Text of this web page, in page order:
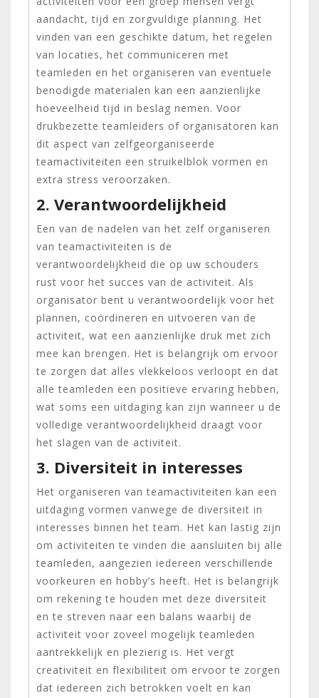
aandacht, tijd en zorgvuldige planning. Het
vinden van een geschikte datum, het regelen
van locaties, het communiceren met
teamleden en het organiseren van eventuele
benodigde materialen kan een aanzienlijke
hoeveelheid tijd in beslag nemen. Voor
drukbezette teamleiders of organisatoren kan
dit aspect van zelfgeorganiseerde
teamactiviteiten een struikelblok vormen en
extra stress veroorzaken.
2. Verantwoordelijkheid
Een van de nadelen van het zelf organiseren
van teamactiviteiten is de
verantwoordelijkheid die op uw schouders
rust voor het succes van de activiteit. Als
organisator bent u verantwoordelijk voor het
plannen, coördineren en uitvoeren van de
activiteit, wat een aanzienlijke druk met zich
mee kan brengen. Het is belangrijk om ervoor
te zorgen dat alles vlekkeloos verloopt en dat
alle teamleden een positieve ervaring hebben,
wat soms een uitdaging kan zijn wanneer u de
volledige verantwoordelijkheid draagt voor
het slagen van de activiteit.
3. Diversiteit in interesses
Het organiseren van teamactiviteiten kan een
uitdaging vormen vanwege de diversiteit in
interesses binnen het team. Het kan lastig zijn
om activiteiten te vinden die aansluiten bij alle
teamleden, aangezien iedereen verschillende
voorkeuren en hobby’s heeft. Het is belangrijk
om rekening te houden met deze diversiteit
en te streven naar een balans waarbij de
activiteit voor zoveel mogelijk teamleden
aantrekkelijk en plezierig is. Het vergt
creativiteit en flexibiliteit om ervoor te zorgen
dat iedereen zich betrokken voelt en kan